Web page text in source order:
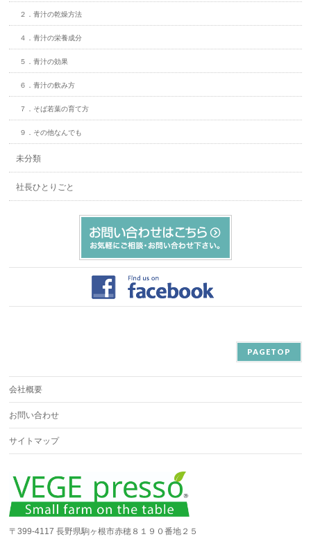
２．青汁の乾燥方法
４．青汁の栄養成分
５．青汁の効果
６．青汁の飲み方
７．そば若葉の育て方
９．その他なんでも
未分類
社長ひとりごと
PAGETOP
会社概要
お問い合わせ
サイトマップ
〒399-4117 長野県駒ヶ根市赤穂８１９０番地２５